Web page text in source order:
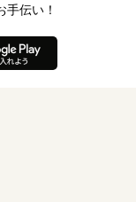
手伝い！